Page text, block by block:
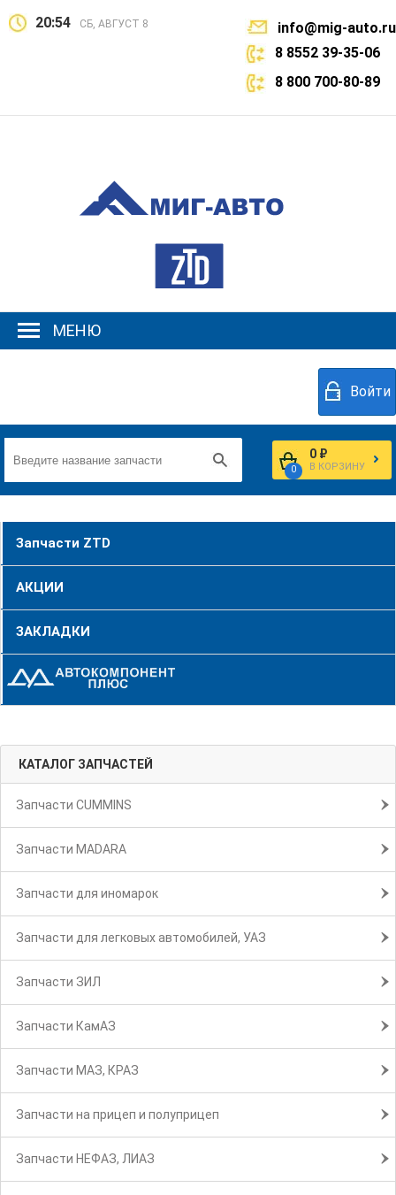
20:54 СБ, АВГУСТ 8
info@mig-auto.ru
8 8552 39-35-06
8 800 700-80-89
МЕНЮ
Войти
0
0 ₽
В КОРЗИНУ
Запчасти ZTD
АКЦИИ
ЗАКЛАДКИ
КАТАЛОГ ЗАПЧАСТЕЙ
Запчасти CUMMINS
Запчасти MADARA
Запчасти для иномарок
Запчасти для легковых автомобилей, УАЗ
Запчасти ЗИЛ
Запчасти КамАЗ
Запчасти МАЗ, КРАЗ
Запчасти на прицеп и полуприцеп
Запчасти НЕФАЗ, ЛИАЗ